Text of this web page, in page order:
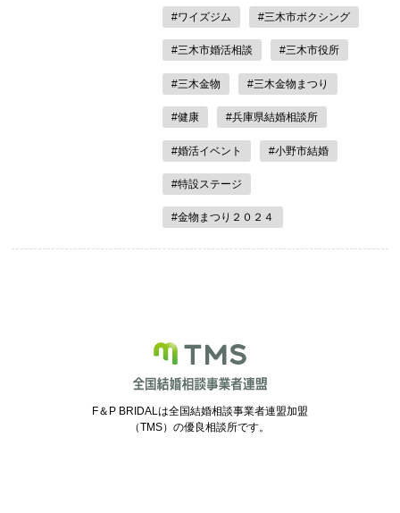
#ワイズジム #三木市ボクシング
#三木市婚活相談 #三木市役所
#三木金物 #三木金物まつり
#健康 #兵庫県結婚相談所
#婚活イベント #小野市結婚
#特設ステージ
#金物まつり２０２４
F＆P BRIDALは全国結婚相談事業者連盟加盟
（TMS）の優良相談所です。